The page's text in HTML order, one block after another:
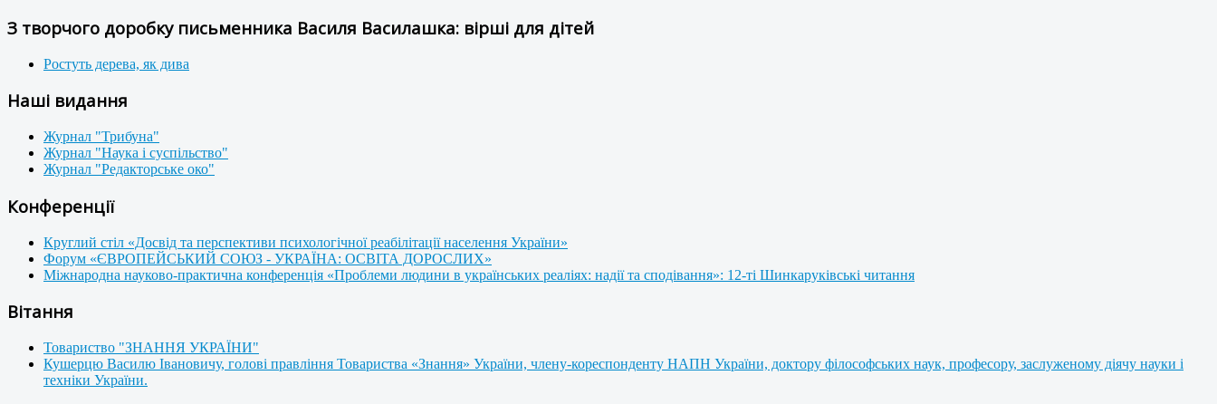
З творчого доробку письменника Василя Василашка: вірші для дітей
Ростуть дерева, як дива
Наші видання
Журнал "Трибуна"
Журнал "Наука і суспільство"
Журнал "Редакторське око"
Конференції
Круглий стіл «Досвід та перспективи психологічної реабілітації населення України»
Форум «ЄВРОПЕЙСЬКИЙ СОЮЗ - УКРАЇНА: ОСВІТА ДОРОСЛИХ»
Міжнародна науково-практична конференція «Проблеми людини в українських реаліях: надії та сподівання»: 12-ті Шинкаруківські читання
Вітання
Товариство "ЗНАННЯ УКРАЇНИ"
Кушерцю Василю Івановичу, голові правління Товариства «Знання» України, члену-кореспонденту НАПН України, доктору філософських наук, професору, заслуженому діячу науки і
техніки України.